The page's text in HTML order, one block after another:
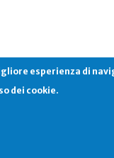
esperienza di
dei cookie.